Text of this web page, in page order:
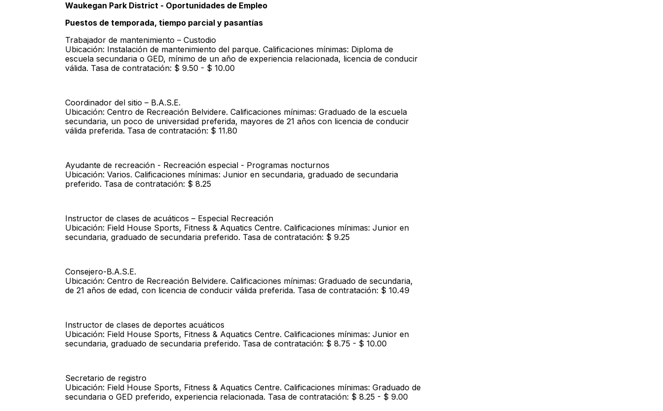
Waukegan Park District - Oportunidades de Empleo
Puestos de temporada, tiempo parcial y pasantías
Trabajador de mantenimiento – Custodio
Ubicación: Instalación de mantenimiento del parque. Calificaciones mínimas: Diploma de
escuela secundaria o GED, mínimo de un año de experiencia relacionada, licencia de conducir
válida. Tasa de contratación: $ 9.50 - $ 10.00
Coordinador del sitio – B.A.S.E.
Ubicación: Centro de Recreación Belvidere. Calificaciones mínimas: Graduado de la escuela
secundaria, un poco de universidad preferida, mayores de 21 años con licencia de conducir
válida preferida. Tasa de contratación: $ 11.80
Ayudante de recreación - Recreación especial - Programas nocturnos
Ubicación: Varios. Calificaciones mínimas: Junior en secundaria, graduado de secundaria
preferido. Tasa de contratación: $ 8.25
Instructor de clases de acuáticos – Especial Recreación
Ubicación: Field House Sports, Fitness & Aquatics Centre. Calificaciones mínimas: Junior en
secundaria, graduado de secundaria preferido. Tasa de contratación: $ 9.25
Consejero-B.A.S.E.
Ubicación: Centro de Recreación Belvidere. Calificaciones mínimas: Graduado de secundaria,
de 21 años de edad, con licencia de conducir válida preferida. Tasa de contratación: $ 10.49
Instructor de clases de deportes acuáticos
Ubicación: Field House Sports, Fitness & Aquatics Centre. Calificaciones mínimas: Junior en
secundaria, graduado de secundaria preferido. Tasa de contratación: $ 8.75 - $ 10.00
Secretario de registro
Ubicación: Field House Sports, Fitness & Aquatics Centre. Calificaciones mínimas: Graduado de
secundaria o GED preferido, experiencia relacionada. Tasa de contratación: $ 8.25 - $ 9.00